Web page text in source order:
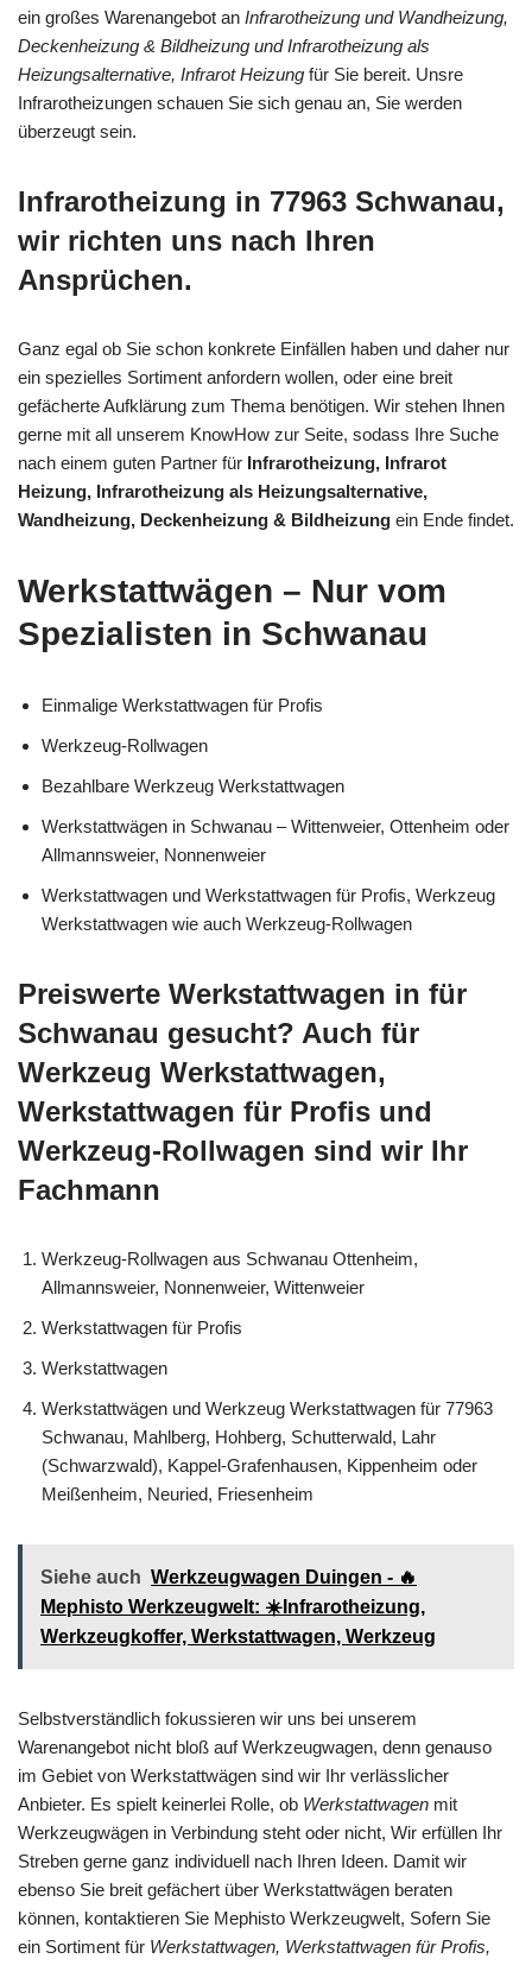
ein großes Warenangebot an Infrarotheizung und Wandheizung,
Deckenheizung & Bildheizung und Infrarotheizung als
Heizungsalternative, Infrarot Heizung für Sie bereit. Unsre
Infrarotheizungen schauen Sie sich genau an, Sie werden
überzeugt sein.
Infrarotheizung in 77963 Schwanau,
wir richten uns nach Ihren
Ansprüchen.
Ganz egal ob Sie schon konkrete Einfällen haben und daher nur
ein spezielles Sortiment anfordern wollen, oder eine breit
gefächerte Aufklärung zum Thema benötigen. Wir stehen Ihnen
gerne mit all unserem KnowHow zur Seite, sodass Ihre Suche
nach einem guten Partner für Infrarotheizung, Infrarot
Heizung, Infrarotheizung als Heizungsalternative,
Wandheizung, Deckenheizung & Bildheizung ein Ende findet.
Werkstattwägen – Nur vom
Spezialisten in Schwanau
Einmalige Werkstattwagen für Profis
Werkzeug-Rollwagen
Bezahlbare Werkzeug Werkstattwagen
Werkstattwägen in Schwanau – Wittenweier, Ottenheim oder
Allmannsweier, Nonnenweier
Werkstattwagen und Werkstattwagen für Profis, Werkzeug
Werkstattwagen wie auch Werkzeug-Rollwagen
Preiswerte Werkstattwagen in für
Schwanau gesucht? Auch für
Werkzeug Werkstattwagen,
Werkstattwagen für Profis und
Werkzeug-Rollwagen sind wir Ihr
Fachmann
Werkzeug-Rollwagen aus Schwanau Ottenheim,
Allmannsweier, Nonnenweier, Wittenweier
Werkstattwagen für Profis
Werkstattwagen
Werkstattwägen und Werkzeug Werkstattwagen für 77963
Schwanau, Mahlberg, Hohberg, Schutterwald, Lahr
(Schwarzwald), Kappel-Grafenhausen, Kippenheim oder
Meißenheim, Neuried, Friesenheim
Siehe auch Werkzeugwagen Duingen - 🔥
Mephisto Werkzeugwelt: ☀️Infrarotheizung,
Werkzeugkoffer, Werkstattwagen, Werkzeug
Selbstverständlich fokussieren wir uns bei unserem
Warenangebot nicht bloß auf Werkzeugwagen, denn genauso
im Gebiet von Werkstattwägen sind wir Ihr verlässlicher
Anbieter. Es spielt keinerlei Rolle, ob Werkstattwagen mit
Werkzeugwägen in Verbindung steht oder nicht, Wir erfüllen Ihr
Streben gerne ganz individuell nach Ihren Ideen. Damit wir
ebenso Sie breit gefächert über Werkstattwägen beraten
können, kontaktieren Sie Mephisto Werkzeugwelt, Sofern Sie
ein Sortiment für Werkstattwagen, Werkstattwagen für Profis,